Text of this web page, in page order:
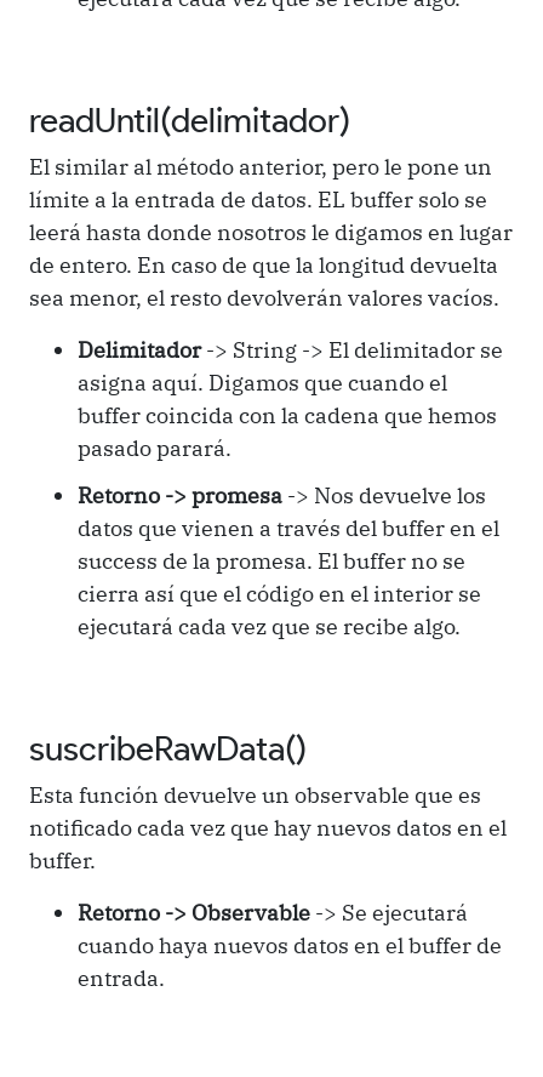
readUntil(delimitador)
El similar al método anterior, pero le pone un
límite a la entrada de datos. EL buffer solo se
leerá hasta donde nosotros le digamos en lugar
de entero. En caso de que la longitud devuelta
sea menor, el resto devolverán valores vacíos.
Delimitador-> String -> El delimitador se
asigna aquí. Digamos que cuando el
buffer coincida con la cadena que hemos
pasado parará.
Retorno -> promesa -> Nos devuelve los
datos que vienen a través del buffer en el
success de la promesa. El buffer no se
cierra así que el código en el interior se
ejecutará cada vez que se recibe algo.
suscribeRawData()
Esta función devuelve un observable que es
notificado cada vez que hay nuevos datos en el
buffer.
Retorno -> Observable -> Se ejecutará
cuando haya nuevos datos en el buffer de
entrada.